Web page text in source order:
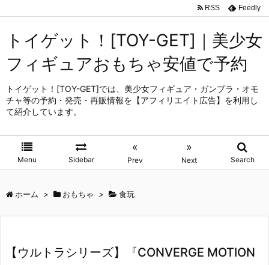
トイゲット！[TOY-GET]｜美少女
フィギュアおもちゃ安値で予約
トイゲット！[TOY-GET]では、美少女フィギュア・ガンプラ・オモ
チャ等の予約・発売・再販情報を【アフィリエイト広告】を利用し
て紹介しています。
Menu Sidebar
«
Prev
»
Next Search
RSS Feedly
ホーム > おもちゃ > 食玩
【ウルトラシリーズ】『CONVERGE MOTION